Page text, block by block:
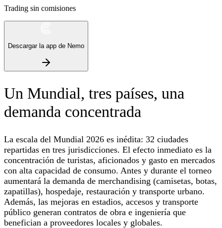
Trading sin comisiones
Descargar la app de Nemo
Un Mundial, tres países, una
demanda concentrada
La escala del Mundial 2026 es inédita: 32 ciudades
repartidas en tres jurisdicciones. El efecto inmediato es la
concentración de turistas, aficionados y gasto en mercados
con alta capacidad de consumo. Antes y durante el torneo
aumentará la demanda de merchandising (camisetas, botas,
zapatillas), hospedaje, restauración y transporte urbano.
Además, las mejoras en estadios, accesos y transporte
público generan contratos de obra e ingeniería que
benefician a proveedores locales y globales.